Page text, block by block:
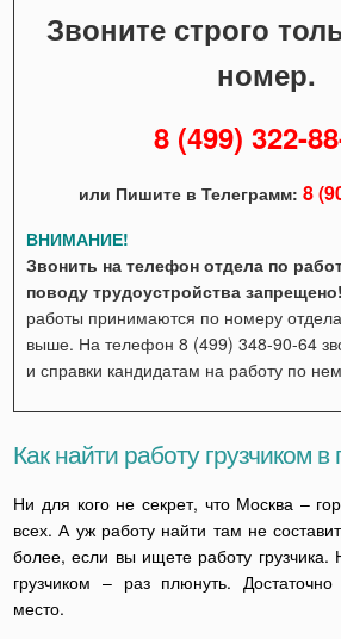
Звоните строго
номер.
8 (499) 322-
или Пишите в Телеграмм: 8
ВНИМАНИЕ!
Звонить на телефон отдела по
поводу трудоустройства запрещено!
работы принимаются по номеру
выше. На телефон 8 (499) 348-90-64
и справки кандидатам на работу по
Как найти работу грузчиком
Ни для кого не секрет, что Москва –
всех. А уж работу найти там не
более, если вы ищете работу грузчика.
грузчиком – раз плюнуть.
место.